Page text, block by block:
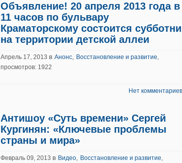
Объявление! 20 апреля 2013 года в
11 часов по бульвару
Краматорскому состоится
на территории детской аллеи
Апрель 17, 2013 в Анонс, Восстановление и развитие,
просмотров: 1922
Нет
Антишоу «Суть времени» Сергей
Кургинян: «Ключевые проблемы
страны и мира»
Февраль 09, 2013 в Видео, Восстановление и развитие,